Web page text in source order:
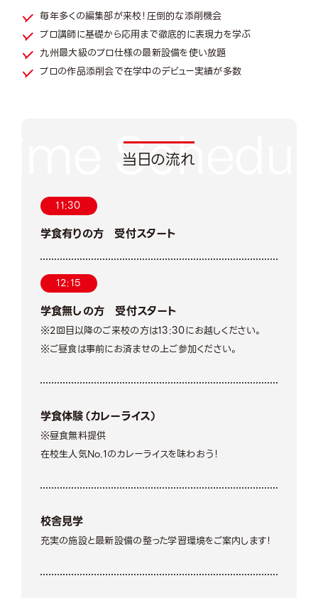
毎年多くの編集部が来校！圧倒的な添削機会
プロ講師に基礎から応用まで徹底的に表現力を学ぶ
九州最大級のプロ仕様の最新設備を使い放題
プロの作品添削会で在学中のデビュー実績が多数
当日の流れ
11:30
学食有りの方 受付スタート
12:15
学食無しの方 受付スタート
※2回目以降のご来校の方は13:30にお越しください。
※ご昼食は事前にお済ませの上ご参加ください。
学食体験（カレーライス）
※昼食無料提供
在校生人気No.1のカレーライスを味わおう！
校舎見学
充実の施設と最新設備の整った学習環境をご案内します！